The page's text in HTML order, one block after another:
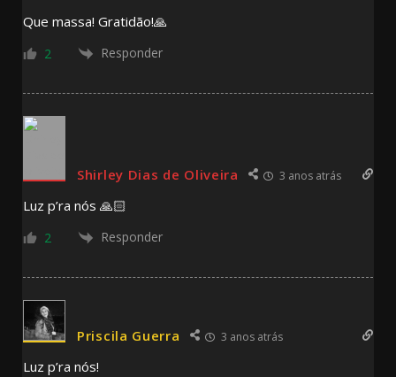
Que massa! Gratidão!🙏
2 Responder
Shirley Dias de Oliveira 3 anos atrás
Luz p’ra nós 🙏🏻
2 Responder
Priscila Guerra 3 anos atrás
Luz p’ra nós!